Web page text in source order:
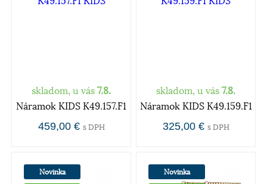
skladom, u vás 7.8.
Náramok KIDS K49.157.F1
459,00 € s DPH
skladom, u vás 7.8.
Náramok KIDS K49.159.F1
325,00 € s DPH
Novinka Novinka